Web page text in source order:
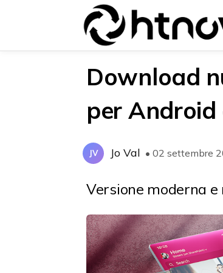
{{POSTS[0].LABEL}}
{{POSTS[0].LABEL}}
Download
per Android
JV Jo Val • 02 settembre
Versione moderna